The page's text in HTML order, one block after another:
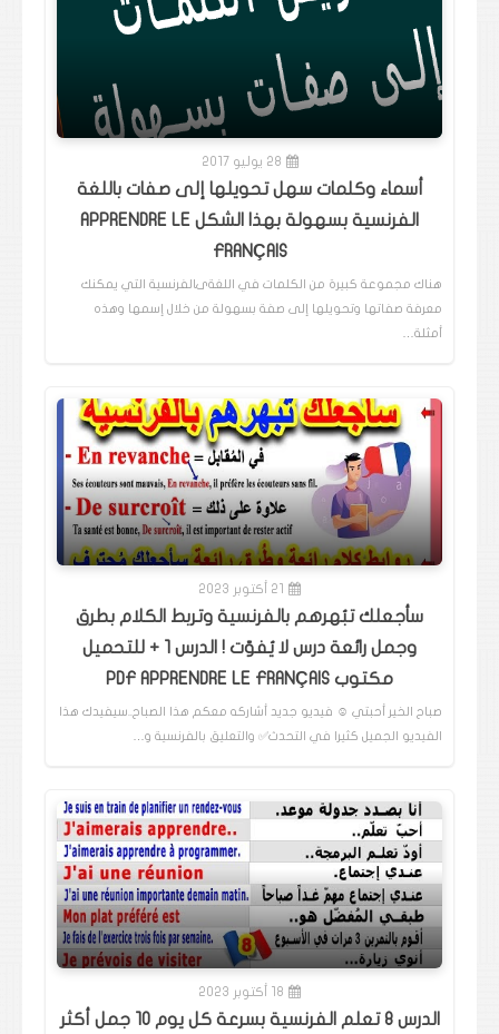
28 يوليو 2017
أسماء وكلمات سهل تحويلها إلى صفات باللغة
الفرنسية بسهولة بهذا الشكل APPRENDRE LE
FRANÇAIS
هناك مجموعة كبيرة من الكلمات في اللغةىالفرنسية التي يمكنك
معرفة صفاتها وتحويلها إلى صفة بسهولة من خلال إسمها وهذه
أمثلة…
21 أكتوبر 2023
سأجعلك تبُهرهم بالفرنسية وتربط الكلام بطرق
وجمل رائعة درس لا يُفوّت ! الدرس 1 + للتحميل
مكتوب PDF APPRENDRE LE FRANÇAIS
صباح الخير أحبتي ☺️ فيديو جديد أشاركه معكم هذا الصباح..سيفيدك هذا
الفيديو الجميل كثيرا في التحدث✅️ والتعليق بالفرنسية و…
18 أكتوبر 2023
الدرس 8 تعلم الفرنسية بسرعة كل يوم 10 جمل أكثر